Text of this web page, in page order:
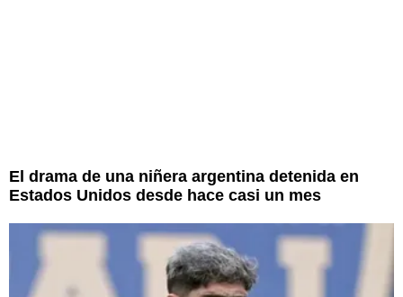
El drama de una niñera argentina detenida en
Estados Unidos desde hace casi un mes